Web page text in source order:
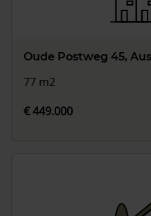
Oude Postweg 45,
77 m2
€ 449.000